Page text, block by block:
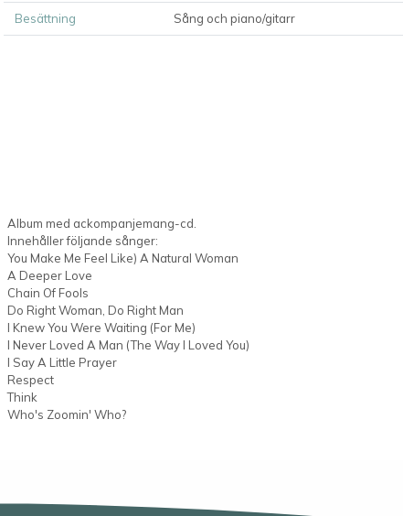
Besättning Sång och piano/gitarr
Album med ackompanjemang-cd.
Innehåller följande sånger:
You Make Me Feel Like) A Natural Woman
A Deeper Love
Chain Of Fools
Do Right Woman, Do Right Man
I Knew You Were Waiting (For Me)
I Never Loved A Man (The Way I Loved You)
I Say A Little Prayer
Respect
Think
Who's Zoomin' Who?